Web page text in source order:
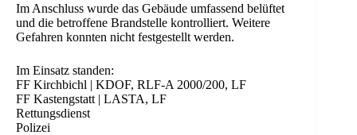
Im Anschluss wurde das Gebäude umfassend belüftet
und die betroffene Brandstelle kontrolliert. Weitere
Gefahren konnten nicht festgestellt werden.
Im Einsatz standen:
FF Kirchbichl | KDOF, RLF-A 2000/200, LF
FF Kastengstatt | LASTA, LF
Rettungsdienst
Polizei